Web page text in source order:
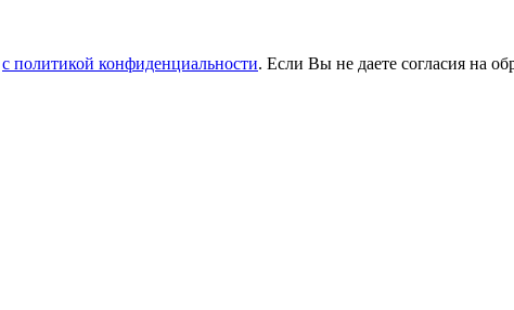
с политикой конфиденциальности. Если Вы не даете согласия на